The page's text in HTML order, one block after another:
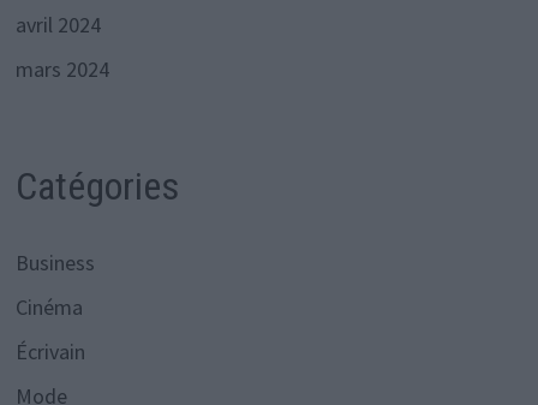
avril 2024
mars 2024
Catégories
Business
Cinéma
Écrivain
Mode